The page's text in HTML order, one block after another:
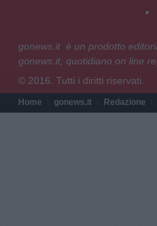
gonews.it è un prodotto
gonews.it, quotidiano on line
© 2016. Tutti i diritti riservati.
Home gonews.it Redazione